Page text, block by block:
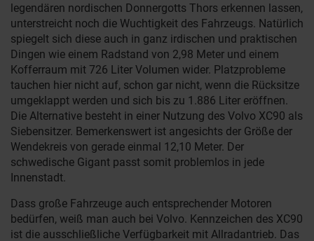
legendären nordischen Donnergotts Thors erkennen lassen,
unterstreicht noch die Wuchtigkeit des Fahrzeugs. Natürlich
spiegelt sich diese auch in ganz irdischen und praktischen
Dingen wie einem Radstand von 2,98 Meter und einem
Kofferraum mit 726 Liter Volumen wider. Platzprobleme
tauchen hier nicht auf, schon gar nicht, wenn die Rücksitze
umgeklappt werden und sich bis zu 1.886 Liter eröffnen.
Die Alternative besteht in einer Nutzung des Volvo XC90 als
Siebensitzer. Bemerkenswert ist angesichts der Größe der
Wendekreis von gerade einmal 12,10 Meter. Der
schwedische Gigant passt somit problemlos in jede
Innenstadt.
Dass große Fahrzeuge auch entsprechender Motoren
bedürfen, weiß man auch bei Volvo. Kennzeichen des XC90
ist die ausschließliche Verfügbarkeit mit Allradantrieb. Das